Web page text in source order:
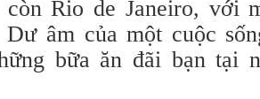
còn Rio de Janeiro, với
âm của một cuộc
bữa ăn đãi bạn tại